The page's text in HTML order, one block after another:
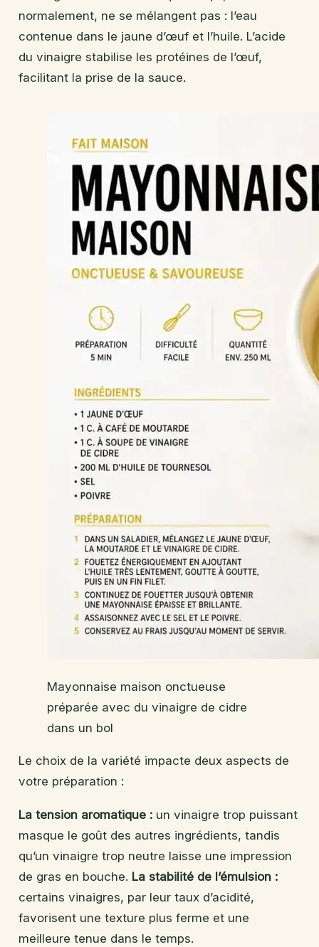
normalement, ne se mélangent pas : l’eau
contenue dans le jaune d’œuf et l’huile. L’acide
du vinaigre stabilise les protéines de l’œuf,
facilitant la prise de la sauce.
Mayonnaise maison onctueuse
préparée avec du vinaigre de cidre
dans un bol
Le choix de la variété impacte deux aspects de
votre préparation :
La tension aromatique : un vinaigre trop puissant
masque le goût des autres ingrédients, tandis
qu’un vinaigre trop neutre laisse une impression
de gras en bouche. La stabilité de l’émulsion :
certains vinaigres, par leur taux d’acidité,
favorisent une texture plus ferme et une
meilleure tenue dans le temps.